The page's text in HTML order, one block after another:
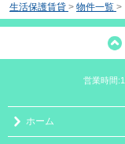
生活保護賃貸 > 物件一覧 >
営業時間
ホーム